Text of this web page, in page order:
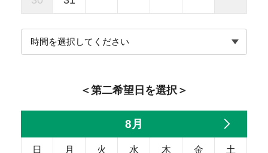
＜第二希望日を選択＞
8月
日 月 火 水 木 金 土